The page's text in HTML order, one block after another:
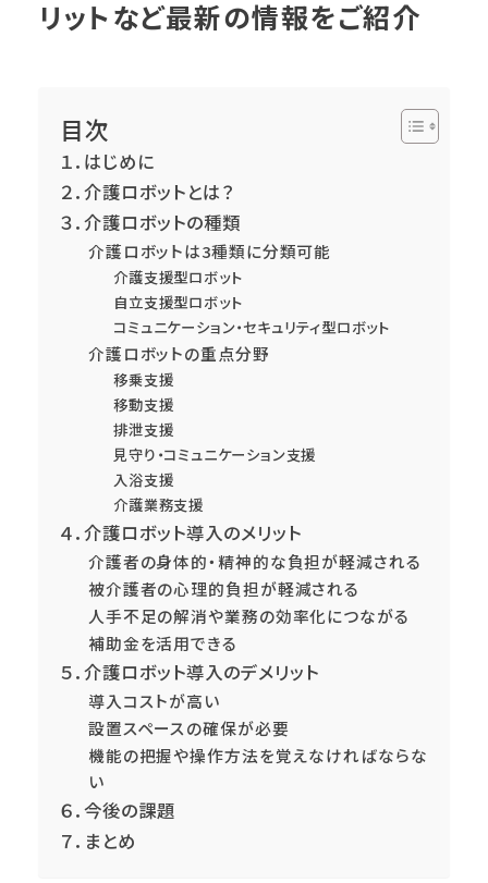
リットなど最新の情報をご紹介
目次
１．はじめに
２．介護ロボットとは？
３．介護ロボットの種類
介護ロボットは3種類に分類可能
介護支援型ロボット
自立支援型ロボット
コミュニケーション・セキュリティ型ロボット
介護ロボットの重点分野
移乗支援
移動支援
排泄支援
見守り・コミュニケーション支援
入浴支援
介護業務支援
４．介護ロボット導入のメリット
介護者の身体的・精神的な負担が軽減される
被介護者の心理的負担が軽減される
人手不足の解消や業務の効率化につながる
補助金を活用できる
５．介護ロボット導入のデメリット
導入コストが高い
設置スペースの確保が必要
機能の把握や操作方法を覚えなければならな
い
６．今後の課題
７．まとめ